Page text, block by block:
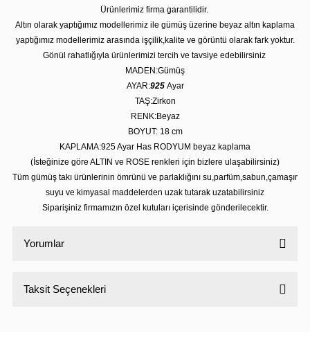
Ürünlerimiz firma garantilidir.
Altın olarak yaptığımız modellerimiz ile gümüş üzerine beyaz altın kaplama
yaptığımız modellerimiz arasında işçilik,kalite ve görüntü olarak fark yoktur.
Gönül rahatlığıyla ürünlerimizi tercih ve tavsiye edebilirsiniz
MADEN:Gümüş
AYAR:925 Ayar
TAŞ:Zirkon
RENK:Beyaz
BOYUT: 18 cm
KAPLAMA:925 Ayar Has RODYUM beyaz kaplama
(İsteğinize göre ALTIN ve ROSE renkleri için bizlere ulaşabilirsiniz)
Tüm gümüş takı ürünlerinin ömrünü ve parlaklığını su,parfüm,sabun,çamaşır
suyu ve kimyasal maddelerden uzak tutarak uzatabilirsiniz
Siparişiniz firmamızın özel kutuları içerisinde gönderilecektir.
Yorumlar
Taksit Seçenekleri